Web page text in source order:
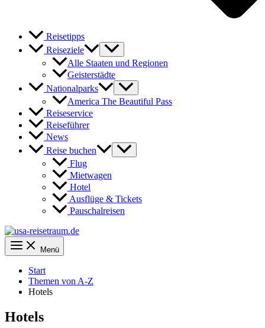
Reisetipps
Reiseziele
Alle Staaten und Regionen
Geisterstädte
Nationalparks
America The Beautiful Pass
Reiseservice
Reiseführer
News
Reise buchen
Flug
Mietwagen
Hotel
Ausflüge & Tickets
Pauschalreisen
Menü
Start
Themen von A-Z
Hotels
Hotels